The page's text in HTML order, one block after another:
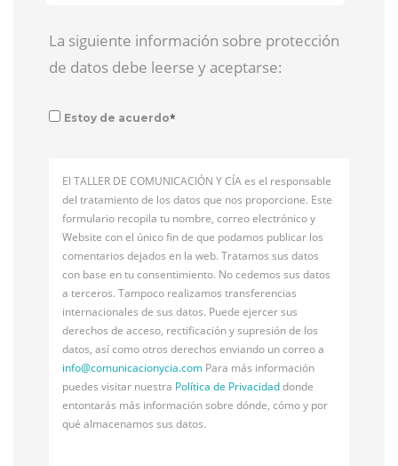
La siguiente información sobre protección
de datos debe leerse y aceptarse:
Estoy de acuerdo*
El TALLER DE COMUNICACIÓN Y CÍA es el responsable
del tratamiento de los datos que nos proporcione. Este
formulario recopila tu nombre, correo electrónico y
Website con el único fin de que podamos publicar los
comentarios dejados en la web. Tratamos sus datos
con base en tu consentimiento. No cedemos sus datos
a terceros. Tampoco realizamos transferencias
internacionales de sus datos. Puede ejercer sus
derechos de acceso, rectificación y supresión de los
datos, así como otros derechos enviando un correo a
info@comunicacionycia.com Para más información
puedes visitar nuestra Política de Privacidaddonde
entontarás más información sobre dónde, cómo y por
qué almacenamos sus datos.